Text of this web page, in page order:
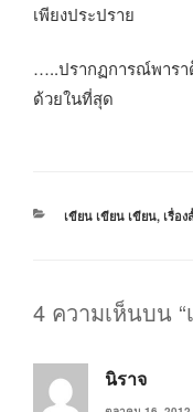
เพียงประปราย
…..ปรากฏการณ์พารา
ด้วยในที่สุด
หมวด
เขียน เขียน เขียน, เรื่อง
4 ความเห็นบน
นิราจ